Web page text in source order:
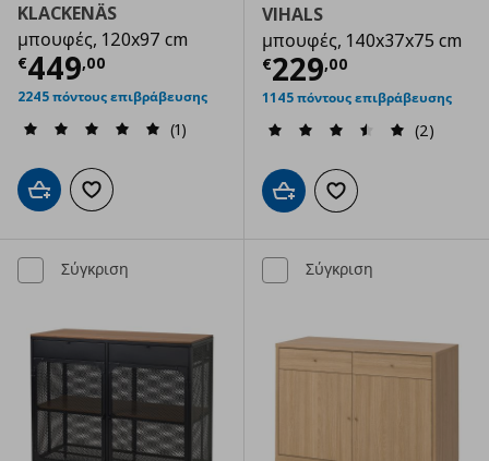
KLACKENÄS
μπουφές, 120x97 cm
€449,00
Τρέχουσα τιμή € 449,00
2245 πόντους επιβράβευσης
(1)
Προσθήκη στο καλάθι
Προσθήκη στα αγαπημένα
VIHALS
μπουφές, 140x37x75 cm
€229,00
Τρέχουσα
1145 πόντους επιβράβευσης
(2)
Προσθήκη στο καλάθι
Προσθήκη στα
Σύγκριση Σύγκριση